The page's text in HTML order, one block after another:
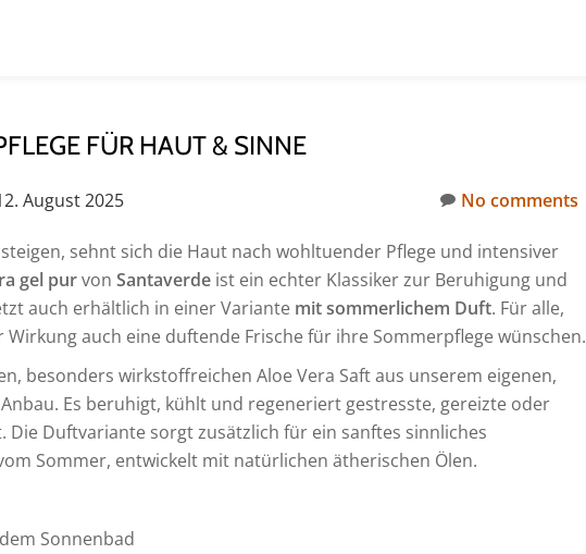
FÜR HAUT & SINNE
August 2025 No comments
sehnt sich die Haut nach wohltuender Pflege und intensiver
gel purvon Santaverde ist ein echter Klassiker zur Beruhigung und
auch erhältlich in einer Variante mit sommerlichem Duft. Für alle,
auch eine duftende Frische für ihre Sommerpflege wünschen.
besonders wirkstoffreichen Aloe Vera Saft aus unserem eigenen,
Es beruhigt, kühlt und regeneriert gestresste, gereizte oder
Die Duftvariante sorgt zusätzlich für ein sanftes sinnliches
Sommer, entwickelt mit natürlichen ätherischen Ölen.
Sonnenbad